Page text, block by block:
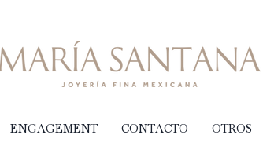
ENGAGEMENT CONTACTO OTROS